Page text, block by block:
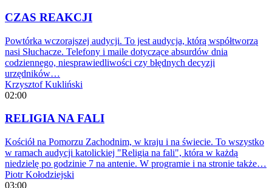
CZAS REAKCJI
Powtórka wczorajszej audycji. To jest audycja, którą współtworzą
nasi Słuchacze. Telefony i maile dotyczące absurdów dnia
codziennego, niesprawiedliwości czy błędnych decyzji
urzędników…
Krzysztof Kukliński
02:00
RELIGIA NA FALI
Kościół na Pomorzu Zachodnim, w kraju i na świecie. To wszystko
w ramach audycji katolickiej "Religia na fali", która w każdą
niedzielę po godzinie 7 na antenie. W programie i na stronie także…
Piotr Kołodziejski
03:00